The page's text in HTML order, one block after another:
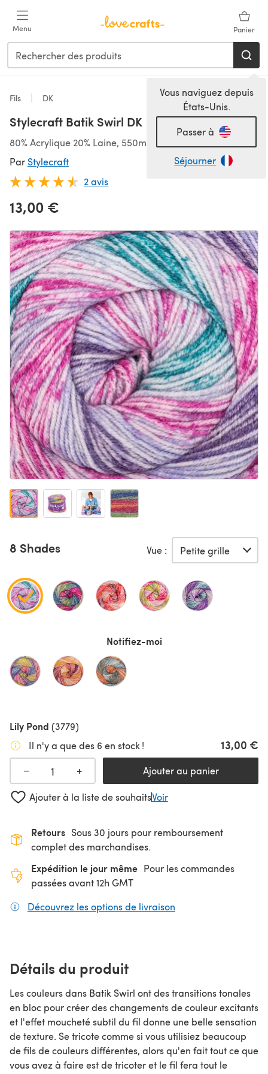
Menu Panier
Vous naviguez depuis
États-Unis.
Passer à
Séjourner
Fils DK
Stylecraft Batik Swirl DK
80% Acrylique 20% Laine, 550m/200g, DK
Par Stylecraft
2 avis
13,00 €
8 Shades Vue :
Notifiez-moi
Lily Pond (3779)
Il n'y a que des 6 en stock !
13,00 €
−
+ Ajouter au panier
Ajouter à la liste de souhaitsVoir
Retours Sous 30 jours pour remboursement
complet des marchandises.
Expédition le jour même Pour les commandes
passées avant 12h GMT
Découvrez les options de livraison
Détails du produit
Les couleurs dans Batik Swirl ont des transitions tonales
en bloc pour créer des changements de couleur excitants
et l'effet moucheté subtil du fil donne une belle sensation
de texture. Se tricote comme si vous utilisiez beaucoup
de fils de couleurs différentes, alors qu'en fait tout ce que
vous avez à faire est de tricoter et le fil fera tout le